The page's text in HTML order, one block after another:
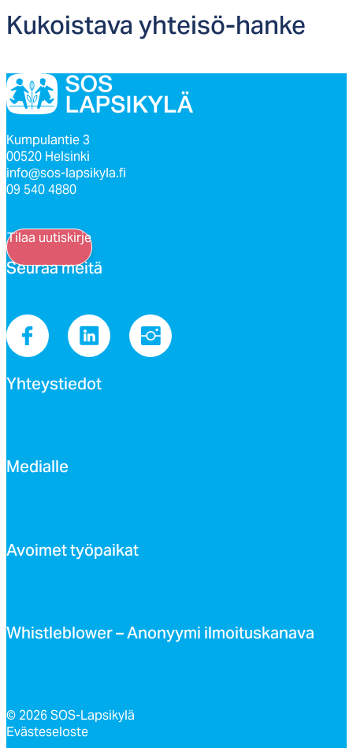
Ku­kois­ta­va yh­tei­sö-han­ke
Kumpulantie 3
00520 Helsinki
info@sos-lapsikyla.fi
09 540 4880
Tilaa uutiskirje
Seu­raa mei­tä
Yh­teys­tie­dot
Me­dial­le
Avoi­met työ­pai­kat
Whist­leb­lo­wer – Ano­nyy­mi il­moi­tus­ka­na­va
© 2026 SOS-Lapsikylä
Evästeseloste